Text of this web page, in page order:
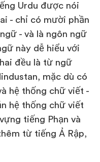
Urdu được nói
- chỉ có mười phần
- và là ngôn ngữ
này dễ hiểu với
đều là từ ngữ
mặc dù có
hệ thống chữ viết -
hệ thống chữ viết
tiếng Phạn và
từ tiếng Ả Rập,